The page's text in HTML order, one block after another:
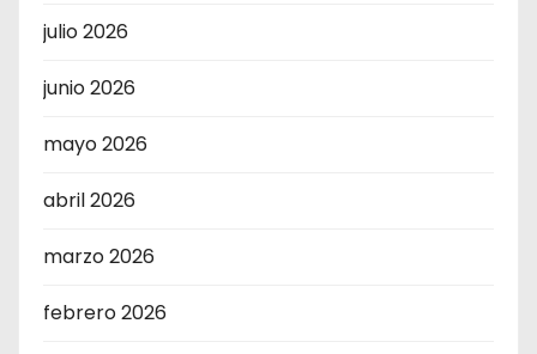
julio 2026
junio 2026
mayo 2026
abril 2026
marzo 2026
febrero 2026